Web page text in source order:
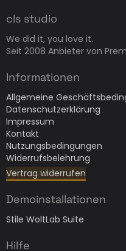
cls studio
We did it, you love it.
Seit 2008 Anbieter von
Informationen
Allgemeine
Datenschutzerklärung
Impressum
Kontakt
Nutzungsbedingungen
Widerrufsbelehrung
Vertrag widerrufen
Demoinstallationen
Stile WoltLab Suite
Hilfe